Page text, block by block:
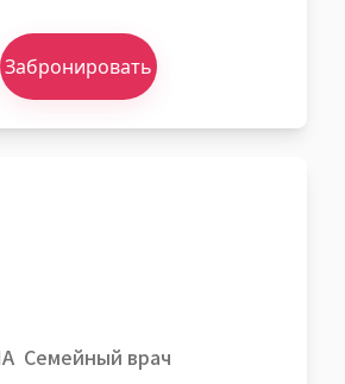
Забронировать
Семейный врач